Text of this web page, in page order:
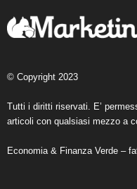
© Copyright 2023
Tutti i diritti riservati. E’
articoli con qualsiasi mezzo a
Economia & Finanza Verde –